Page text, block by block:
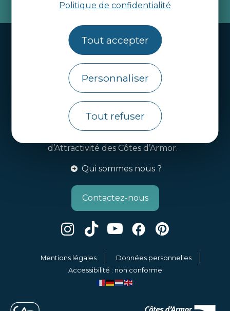
Politique de confidentialité
Tout accepter
Personnaliser
Tout refuser
Handi-tourisme
Brochures
Infos pratiques
Côtes d’Armor Destination
d’Attractivité des Côtes d’Armor.
Qui sommes nous ?
Contactez-nous
Mentions légales
Données personnelles
Accessibilité : non conforme